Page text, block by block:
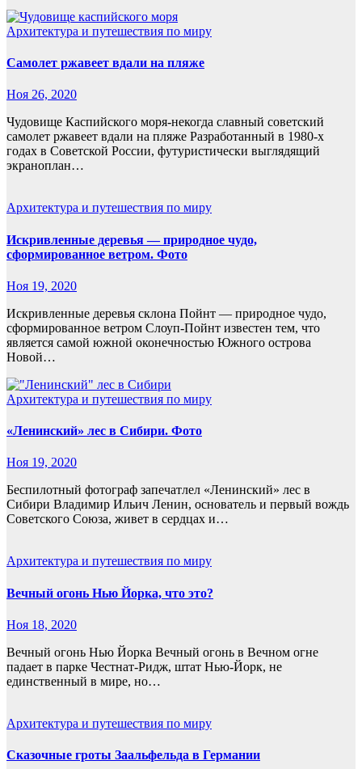
Архитектура и путешествия по миру
Самолет ржавеет вдали на пляже
Ноя 26, 2020
Чудовище Каспийского моря-некогда славный советский
самолет ржавеет вдали на пляже Разработанный в 1980-х
годах в Советской России, футуристически выглядящий
экраноплан…
Архитектура и путешествия по миру
Искривленные деревья — природное чудо,
сформированное ветром. Фото
Ноя 19, 2020
Искривленные деревья склона Пойнт — природное чудо,
сформированное ветром Слоуп-Пойнт известен тем, что
является самой южной оконечностью Южного острова
Новой…
Архитектура и путешествия по миру
«Ленинский» лес в Сибири. Фото
Ноя 19, 2020
Беспилотный фотограф запечатлел «Ленинский» лес в
Сибири Владимир Ильич Ленин, основатель и первый вождь
Советского Союза, живет в сердцах и…
Архитектура и путешествия по миру
Вечный огонь Нью Йорка, что это?
Ноя 18, 2020
Вечный огонь Нью Йорка Вечный огонь в Вечном огне
падает в парке Честнат-Ридж, штат Нью-Йорк, не
единственный в мире, но…
Архитектура и путешествия по миру
Сказочные гроты Заальфельда в Германии